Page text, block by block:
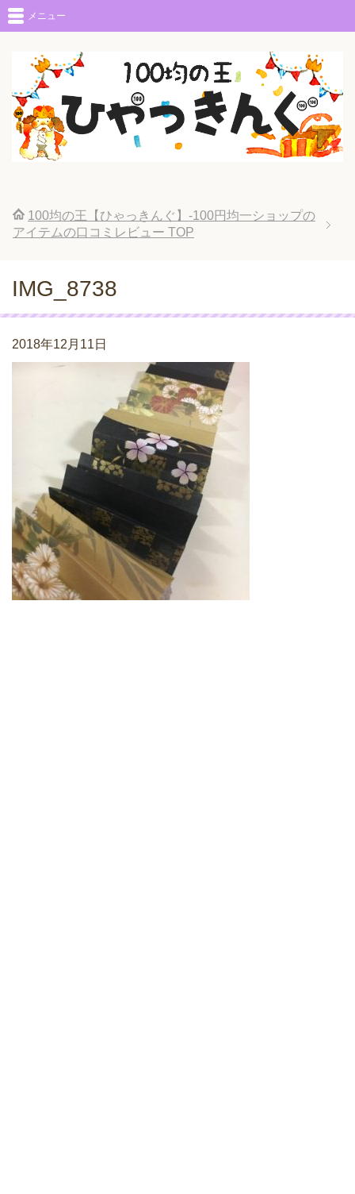
メニュー
100均の王【ひゃっきんぐ】-100円均一ショップの
アイテムの口コミレビュー TOP
IMG_8738
2018年12月11日